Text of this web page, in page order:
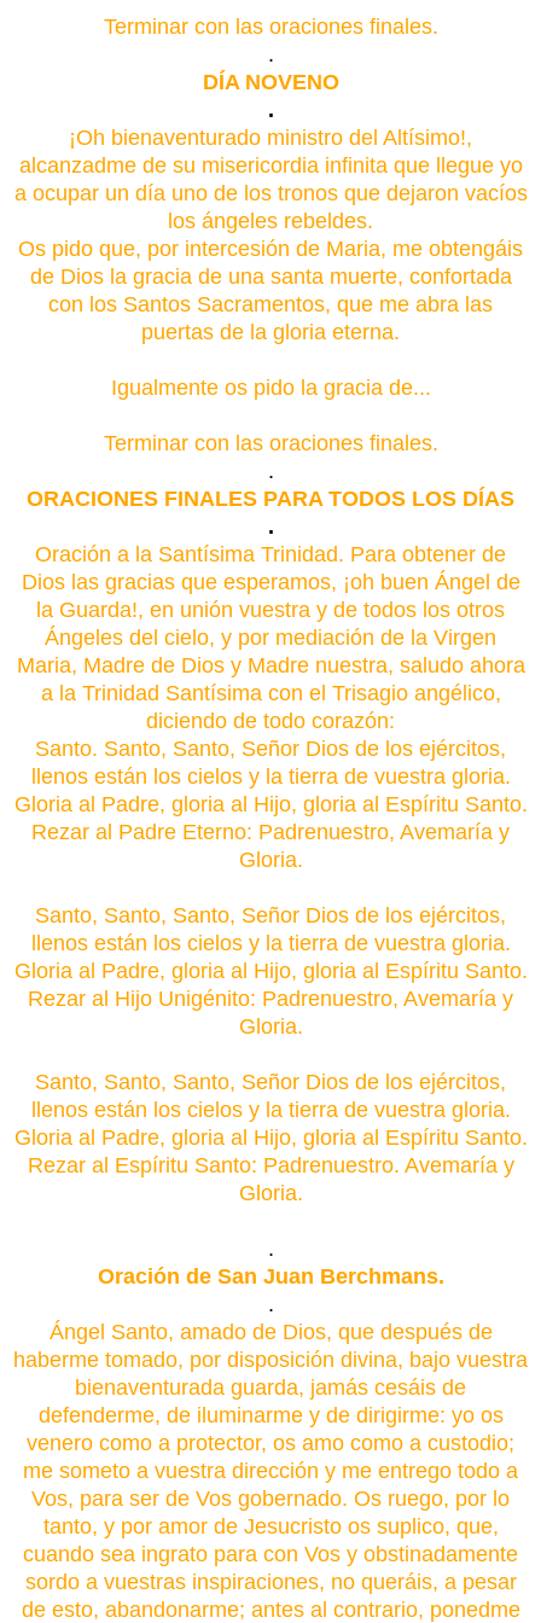
Terminar con las oraciones finales.
.
DÍA NOVENO
.
¡Oh bienaventurado ministro del Altísimo!,
alcanzadme de su misericordia infinita que llegue yo
a ocupar un día uno de los tronos que dejaron vacíos
los ángeles rebeldes.
Os pido que, por intercesión de Maria, me obtengáis
de Dios la gracia de una santa muerte, confortada
con los Santos Sacramentos, que me abra las
puertas de la gloria eterna.
Igualmente os pido la gracia de...
Terminar con las oraciones finales.
.
ORACIONES FINALES PARA TODOS LOS DÍAS
.
Oración a la Santísima Trinidad. Para obtener de
Dios las gracias que esperamos, ¡oh buen Ángel de
la Guarda!, en unión vuestra y de todos los otros
Ángeles del cielo, y por mediación de la Virgen
Maria, Madre de Dios y Madre nuestra, saludo ahora
a la Trinidad Santísima con el Trisagio angélico,
diciendo de todo corazón:
Santo. Santo, Santo, Señor Dios de los ejércitos,
llenos están los cielos y la tierra de vuestra gloria.
Gloria al Padre, gloria al Hijo, gloria al Espíritu Santo.
Rezar al Padre Eterno: Padrenuestro, Avemaría y
Gloria.
Santo, Santo, Santo, Señor Dios de los ejércitos,
llenos están los cielos y la tierra de vuestra gloria.
Gloria al Padre, gloria al Hijo, gloria al Espíritu Santo.
Rezar al Hijo Unigénito: Padrenuestro, Avemaría y
Gloria.
Santo, Santo, Santo, Señor Dios de los ejércitos,
llenos están los cielos y la tierra de vuestra gloria.
Gloria al Padre, gloria al Hijo, gloria al Espíritu Santo.
Rezar al Espíritu Santo: Padrenuestro. Avemaría y
Gloria.
.
Oración de San Juan Berchmans.
.
Ángel Santo, amado de Dios, que después de
haberme tomado, por disposición divina, bajo vuestra
bienaventurada guarda, jamás cesáis de
defenderme, de iluminarme y de dirigirme: yo os
venero como a protector, os amo como a custodio;
me someto a vuestra dirección y me entrego todo a
Vos, para ser de Vos gobernado. Os ruego, por lo
tanto, y por amor de Jesucristo os suplico, que,
cuando sea ingrato para con Vos y obstinadamente
sordo a vuestras inspiraciones, no queráis, a pesar
de esto, abandonarme; antes al contrario, ponedme